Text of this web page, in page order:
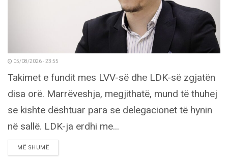
05/08/2026 - 23:55
Takimet e fundit mes LVV-së dhe LDK-së zgjatën
disa orë. Marrëveshja, megjithatë, mund të thuhej
se kishte dështuar para se delegacionet të hynin
në sallë. LDK-ja erdhi me...
MË SHUMËDETAILS